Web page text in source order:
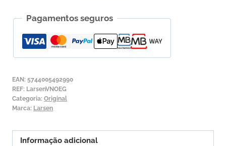
para
Violino
Larsen
1ª
Mi
Ouro
Amomível
Pagamentos seguros
EAN: 5744005492990
REF: LarsenVNOEG
Categoria: Original
Marca: Larsen
Informação adicional